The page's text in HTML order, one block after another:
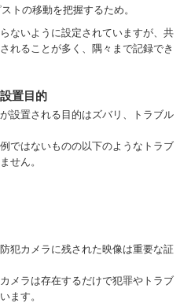
トの移動を把握するため。
ないように設定されていますが、共
れることが多く、隅々まで記録でき
置目的
設置される目的はズバリ、トラブル
ではないものの以下のようなトラブ
せん。
犯カメラに残された映像は重要な証
メラは存在するだけで犯罪やトラブ
ます。